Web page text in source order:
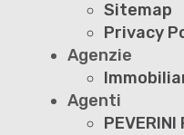
Sitemap
Privacy
Agenzie
Agenti
PEVERINI